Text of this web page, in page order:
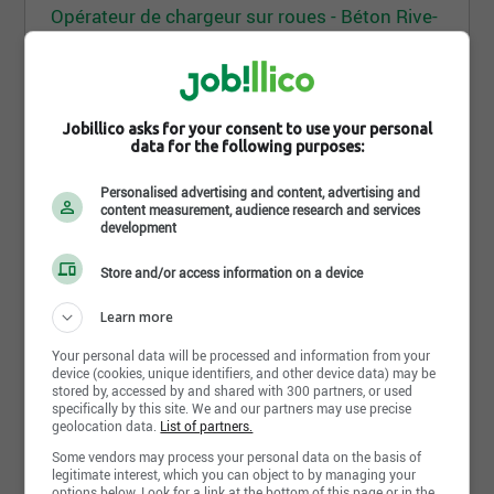
Opérateur de chargeur sur roues - Béton Rive-
Sud
3 août 2026
Électricien - Joliette
Béton Provincial
Joliette, QC
Mécanicien industriel-soudeur - Tercim
Béton Provincial
Québec, QC
3 août 2026
Chargé de projet - Saguenay
Béton Provincial
Jobillico asks for your consent to use your personal
data for the following purposes:
Personalised advertising and content, advertising and
content measurement, audience research and services
development
Store and/or access information on a device
Learn more
Your personal data will be processed and information from your
device (cookies, unique identifiers, and other device data) may be
stored by, accessed by and shared with 300 partners, or used
specifically by this site. We and our partners may use precise
geolocation data. List of partners.
Some vendors may process your personal data on the basis of
legitimate interest, which you can object to by managing your